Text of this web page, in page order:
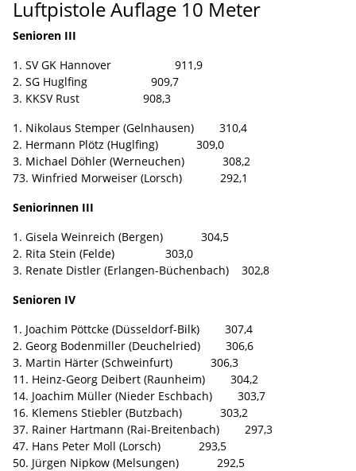
Luftpistole Auflage 10 Meter
Senioren III
1. SV GK Hannover 911,9
2. SG Huglfing 909,7
3. KKSV Rust 908,3
1. Nikolaus Stemper (Gelnhausen) 310,4
2. Hermann Plötz (Huglfing) 309,0
3. Michael Döhler (Werneuchen) 308,2
73. Winfried Morweiser (Lorsch) 292,1
Seniorinnen III
1. Gisela Weinreich (Bergen) 304,5
2. Rita Stein (Felde) 303,0
3. Renate Distler (Erlangen-Büchenbach) 302,8
Senioren IV
1. Joachim Pöttcke (Düsseldorf-Bilk) 307,4
2. Georg Bodenmiller (Deuchelried) 306,6
3. Martin Härter (Schweinfurt) 306,3
11. Heinz-Georg Deibert (Raunheim) 304,2
14. Joachim Müller (Nieder Eschbach) 303,7
16. Klemens Stiebler (Butzbach) 303,2
37. Rainer Hartmann (Rai-Breitenbach) 297,3
47. Hans Peter Moll (Lorsch) 293,5
50. Jürgen Nipkow (Melsungen) 292,5